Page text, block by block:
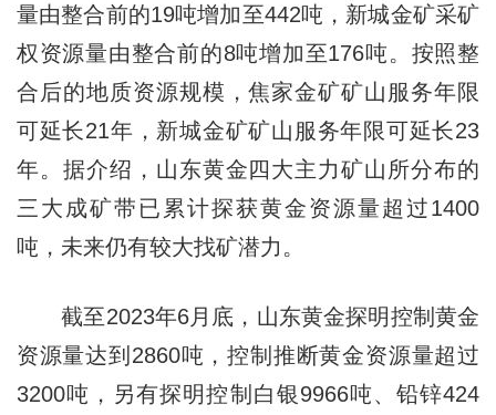
量由整合前的19吨增加至442吨，新城金矿采矿
权资源量由整合前的8吨增加至176吨。按照整
合后的地质资源规模，焦家金矿矿山服务年限
可延长21年，新城金矿矿山服务年限可延长23
年。据介绍，山东黄金四大主力矿山所分布的
三大成矿带已累计探获黄金资源量超过1400
吨，未来仍有较大找矿潜力。
截至2023年6月底，山东黄金探明控制黄金
资源量达到2860吨，控制推断黄金资源量超过
3200吨，另有探明控制白银9966吨、铅锌424